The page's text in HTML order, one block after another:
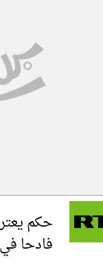
حكم
فادحا في